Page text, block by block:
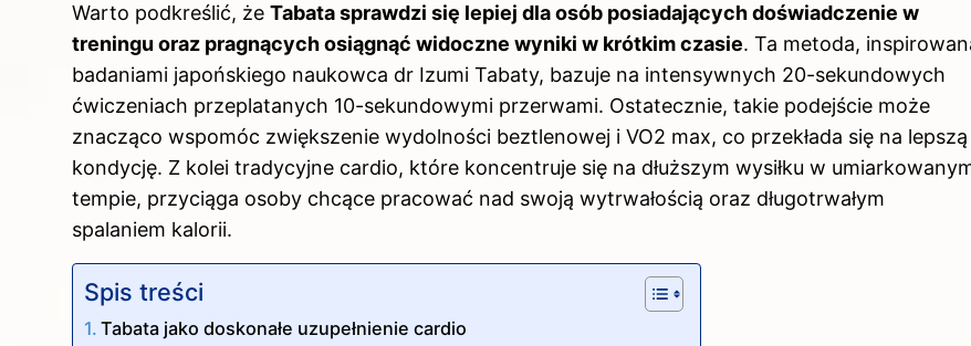
Warto podkreślić, że Tabata sprawdzi się lepiej dla osób posiadających doświadczenie w
treningu oraz pragnących osiągnąć widoczne wyniki w krótkim czasie. Ta metoda,
badaniami japońskiego naukowca dr Izumi Tabaty, bazuje na intensywnych 20-sekundowych
ćwiczeniach przeplatanych 10-sekundowymi przerwami. Ostatecznie, takie podejście może
znacząco wspomóc zwiększenie wydolności beztlenowej i VO2 max, co przekłada się na lepszą
kondycję. Z kolei tradycyjne cardio, które koncentruje się na dłuższym wysiłku w
tempie, przyciąga osoby chcące pracować nad swoją wytrwałością oraz długotrwałym
spalaniem kalorii.
Spis treści
Tabata jako doskonałe uzupełnienie cardio